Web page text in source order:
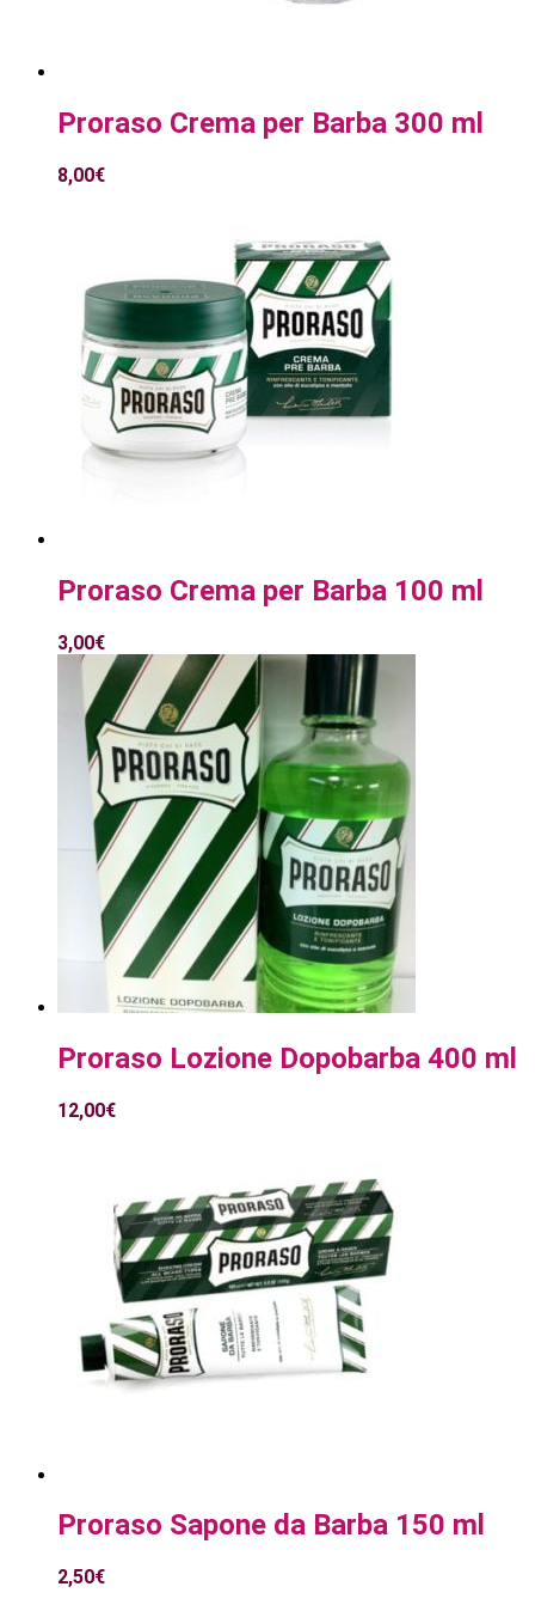
Proraso Crema per Barba 300 ml
8,00€
Proraso Crema per Barba 100 ml
3,00€
Proraso Lozione Dopobarba 400 ml
12,00€
Proraso Sapone da Barba 150 ml
2,50€